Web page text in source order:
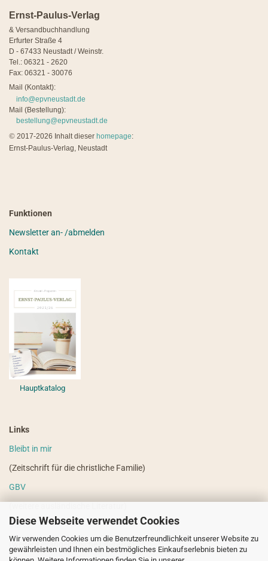
Diese Webseite verwendet Cookies
Wir verwenden Cookies um die Benutzerfreundlichkeit unserer Website zu
gewährleisten und Ihnen ein bestmögliches Einkaufserlebnis bieten zu
Ernst-Paulus-Verlag
& Versandbuchhandlung
Erfurter Straße 4
D - 67433 Neustadt / Weinstr.
Tel.: 06321 - 2620
Fax: 06321 - 30076
Mail (Kontakt):
info@epvneustadt.de
Mail (Bestellung):
bestellung@epvneustadt.de
© 2017-2026 Inhalt dieser homepage:
Ernst-Paulus-Verlag, Neustadt
Funktionen
Newsletter an- /abmelden
Kontakt
Hauptkatalog
Links
Bleibt in mir
(Zeitschrift für die christliche Familie)
GBV
VdHS
(weitere evangelistische Literatur)